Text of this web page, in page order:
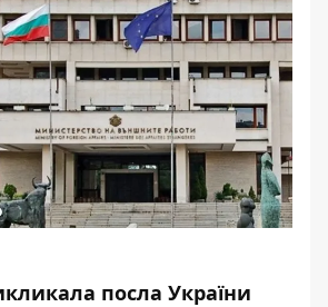
посла України